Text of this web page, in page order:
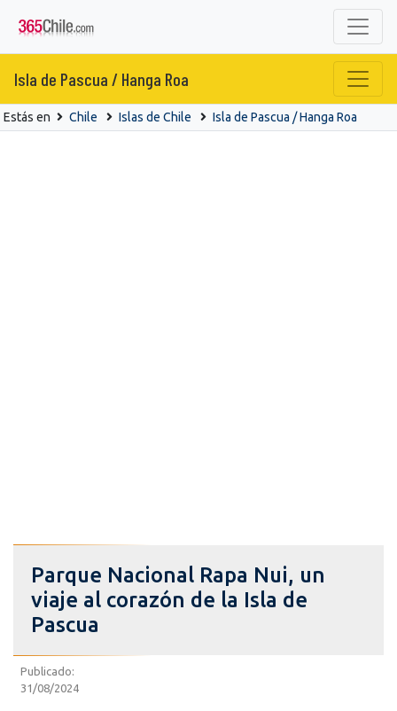
Isla de Pascua / Hanga Roa
Estás en Chile Islas de Chile Isla de Pascua / Hanga Roa
Parque Nacional Rapa Nui, un
viaje al corazón de la Isla de
Pascua
Publicado:
31/08/2024